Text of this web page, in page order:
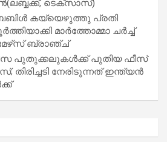
ടെക്സാസ്)
കയ്യെഴുത്തു പ്രതി
മാർത്തോമ്മാ ചർച്ച്
ബ്രാഞ്ച്
പുതുക്കലുകൾക്ക് പുതിയ ഫീസ്
നേരിടുന്നത് ഇന്ത്യൻ